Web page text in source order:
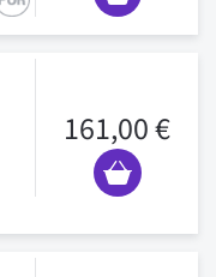
161,00 €